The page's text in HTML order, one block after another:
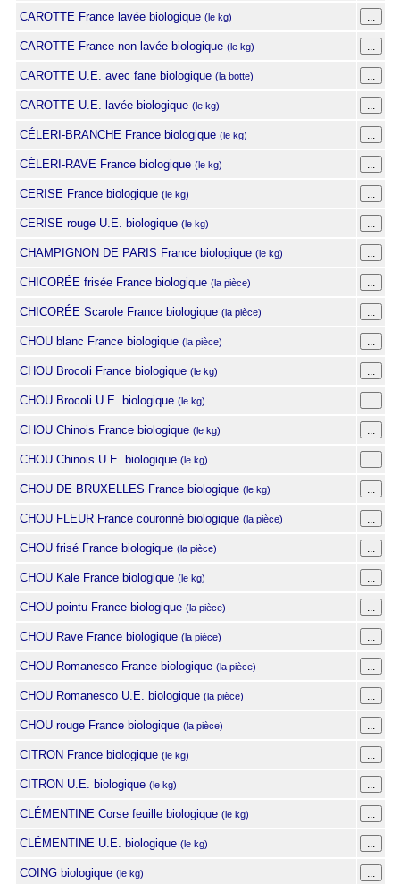
CAROTTE France lavée biologique (le kg)
CAROTTE France non lavée biologique (le kg)
CAROTTE U.E. avec fane biologique (la botte)
CAROTTE U.E. lavée biologique (le kg)
CÉLERI-BRANCHE France biologique (le kg)
CÉLERI-RAVE France biologique (le kg)
CERISE France biologique (le kg)
CERISE rouge U.E. biologique (le kg)
CHAMPIGNON DE PARIS France biologique (le kg)
CHICORÉE frisée France biologique (la pièce)
CHICORÉE Scarole France biologique (la pièce)
CHOU blanc France biologique (la pièce)
CHOU Brocoli France biologique (le kg)
CHOU Brocoli U.E. biologique (le kg)
CHOU Chinois France biologique (le kg)
CHOU Chinois U.E. biologique (le kg)
CHOU DE BRUXELLES France biologique (le kg)
CHOU FLEUR France couronné biologique (la pièce)
CHOU frisé France biologique (la pièce)
CHOU Kale France biologique (le kg)
CHOU pointu France biologique (la pièce)
CHOU Rave France biologique (la pièce)
CHOU Romanesco France biologique (la pièce)
CHOU Romanesco U.E. biologique (la pièce)
CHOU rouge France biologique (la pièce)
CITRON France biologique (le kg)
CITRON U.E. biologique (le kg)
CLÉMENTINE Corse feuille biologique (le kg)
CLÉMENTINE U.E. biologique (le kg)
COING biologique (le kg)